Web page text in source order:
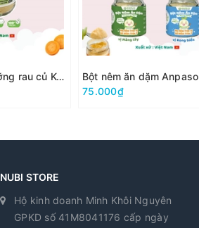
Bột nêm dinh dưỡng rau củ Kodomo
Bột nêm ăn dặm Anpaso
75.000₫
NUBI STORE
Hộ kinh doanh Minh Khôi Nguyên
GPKD số 41M8041176 cấp ngày